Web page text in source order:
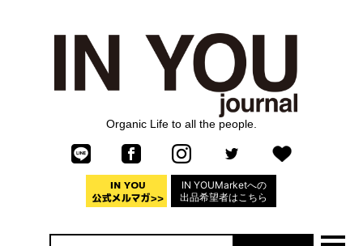
Organic Life to all the people.
IN YOUMarketへの
出品希望者はこちら